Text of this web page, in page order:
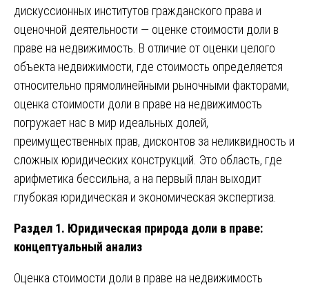
дискуссионных институтов гражданского права и
оценочной деятельности — оценке стоимости доли в
праве на недвижимость. В отличие от оценки целого
объекта недвижимости, где стоимость определяется
относительно прямолинейными рыночными факторами,
оценка стоимости доли в праве на недвижимость
погружает нас в мир идеальных долей,
преимущественных прав, дисконтов за неликвидность и
сложных юридических конструкций. Это область, где
арифметика бессильна, а на первый план выходит
глубокая юридическая и экономическая экспертиза.
Раздел 1. Юридическая природа доли в праве:
концептуальный анализ
Оценка стоимости доли в праве на недвижимость